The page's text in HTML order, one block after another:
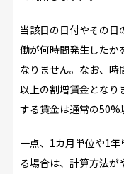
当該日の日付やその日
働が何時間発生したか
なりません。なお、
以上の割増賃金となり
する賃金は通常の50%
一点、1カ月単位や1
る場合は、計算方法が